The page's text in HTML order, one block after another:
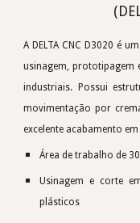
(D
A DELTA CNC D3020 é
usinagem, prototipagem
industriais. Possui
movimentação por
excelente acabamento
Área de trabalho de
Usinagem e corte
plásticos